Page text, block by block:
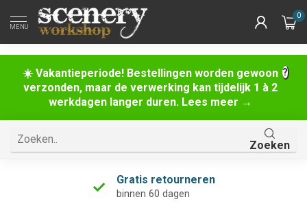
☀️ Vakantieperiode! Bestellingen worden gewoon
verzonden, maar de verwerking kan tijdelijk 1 à 2
werkdagen langer duren. Lees meer →
MENU
0
Zoeken
Gratis retourneren
binnen 60 dagen